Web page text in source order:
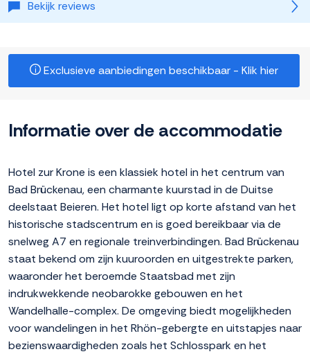
Bekijk reviews
Exclusieve aanbiedingen beschikbaar - Klik hier
Informatie over de accommodatie
Hotel zur Krone is een klassiek hotel in het centrum van
Bad Brückenau, een charmante kuurstad in de Duitse
deelstaat Beieren. Het hotel ligt op korte afstand van het
historische stadscentrum en is goed bereikbaar via de
snelweg A7 en regionale treinverbindingen. Bad Brückenau
staat bekend om zijn kuuroorden en uitgestrekte parken,
waaronder het beroemde Staatsbad met zijn
indrukwekkende neobarokke gebouwen en het
Wandelhalle-complex. De omgeving biedt mogelijkheden
voor wandelingen in het Rhön-gebergte en uitstapjes naar
bezienswaardigheden zoals het Schlosspark en het